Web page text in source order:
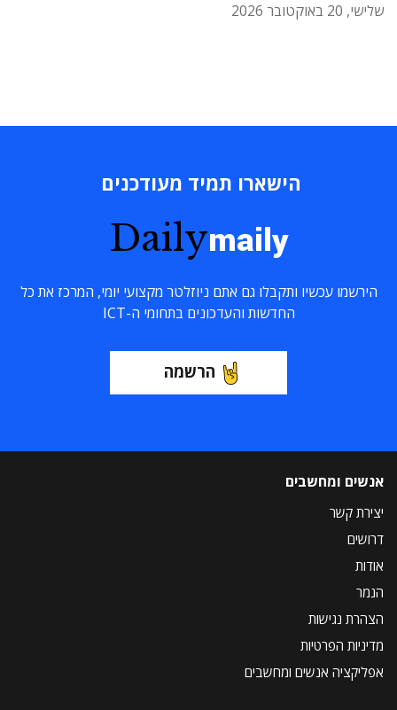
שלישי, 20 באוקטובר 2026
הישארו תמיד מעודכנים
Dailymaily
הירשמו עכשיו ותקבלו גם אתם ניוזלטר מקצועי יומי, המרכז את כל
החדשות והעדכונים בתחומי ה-ICT
הרשמה
אנשים ומחשבים
יצירת קשר
דרושים
אודות
הנמר
הצהרת נגישות
מדיניות הפרטיות
אפליקציה אנשים ומחשבים